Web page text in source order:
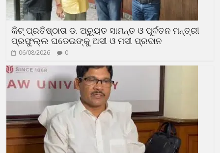
କିଟ୍ ପ୍ରତିଷ୍ଠାତା ଡ. ଅଚ୍ୟୁତ ସାମନ୍ତ ଓ ପୂର୍ବତନ ମନ୍ତ୍ରୀ
ପ୍ରଫୁଲ୍ଲ ଘଡେଇଙ୍କୁ ଅସୀ ଓ ମସୀ ପ୍ରଦାନ
06/08/2026 0